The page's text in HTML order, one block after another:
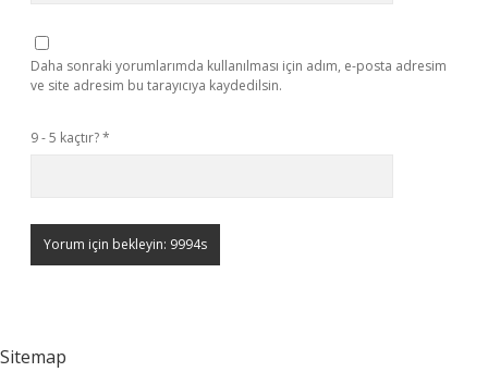
Daha sonraki yorumlarımda kullanılması için adım, e-posta adresim
ve site adresim bu tarayıcıya kaydedilsin.
9 - 5 kaçtır?*
Sitemap